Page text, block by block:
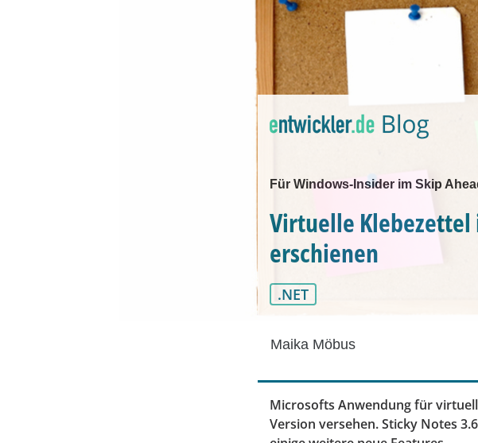
Für Windows-Insider im Skip
Virtuelle Klebezettel
erschienen
.NET
Maika Möbus
Microsofts Anwendung für
Version versehen. Sticky Notes